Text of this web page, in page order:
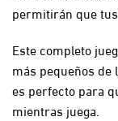
permitirán que
Este completo
más pequeños
es perfecto para
mientras juega.